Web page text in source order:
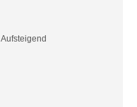
Aufsteigend